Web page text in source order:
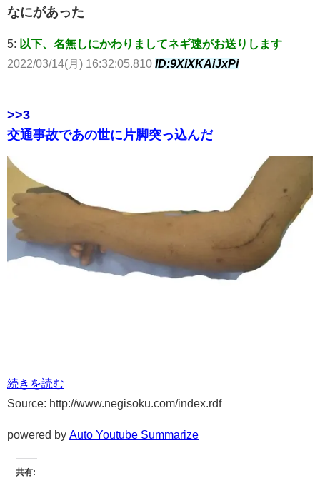
なにがあった
5: 以下、名無しにかわりましてネギ速がお送りします
2022/03/14(月) 16:32:05.810 ID:9XiXKAiJxPi
>>3
交通事故であの世に片脚突っ込んだ
続きを読む
Source: http://www.negisoku.com/index.rdf
powered by Auto Youtube Summarize
共有: